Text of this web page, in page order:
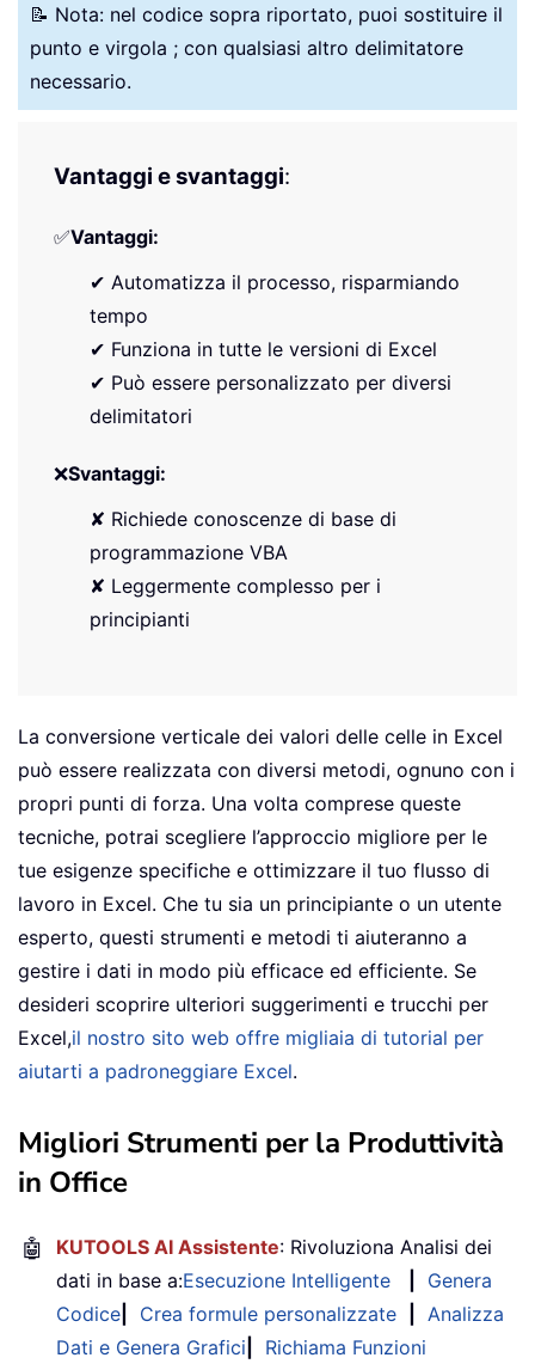
📝 Nota: nel codice sopra riportato, puoi sostituire il
punto e virgola ; con qualsiasi altro delimitatore
necessario.
Vantaggi e svantaggi:
✅Vantaggi:
✔ Automatizza il processo, risparmiando
tempo
✔ Funziona in tutte le versioni di Excel
✔ Può essere personalizzato per diversi
delimitatori
❌Svantaggi:
✘ Richiede conoscenze di base di
programmazione VBA
✘ Leggermente complesso per i
principianti
La conversione verticale dei valori delle celle in Excel
può essere realizzata con diversi metodi, ognuno con i
propri punti di forza. Una volta comprese queste
tecniche, potrai scegliere l’approccio migliore per le
tue esigenze specifiche e ottimizzare il tuo flusso di
lavoro in Excel. Che tu sia un principiante o un utente
esperto, questi strumenti e metodi ti aiuteranno a
gestire i dati in modo più efficace ed efficiente. Se
desideri scoprire ulteriori suggerimenti e trucchi per
Excel,il nostro sito web offre migliaia di tutorial per
aiutarti a padroneggiare Excel.
Migliori Strumenti per la Produttività
in Office
🤖 KUTOOLS AI Assistente: Rivoluziona Analisi dei
dati in base a:Esecuzione Intelligente
Genera
Codice
Crea formule personalizzate
Analizza
Dati e Genera Grafici
Richiama Funzioni